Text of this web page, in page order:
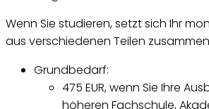
Wenn Sie studieren, setzt sich Ihr
aus verschiedenen Teilen
Grundbedarf:
475 EUR, wenn Sie Ihre
höheren Fachschule,